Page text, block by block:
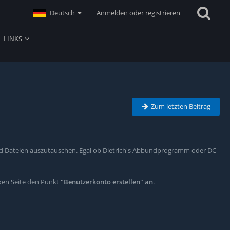
LINKS
Deutsch Anmelden oder registrieren
Zum letzten Beitrag
auszutauschen. Egal ob Dietrich's Abbundprogramm oder DC-
Seite den Punkt "Benutzerkonto erstellen" an.